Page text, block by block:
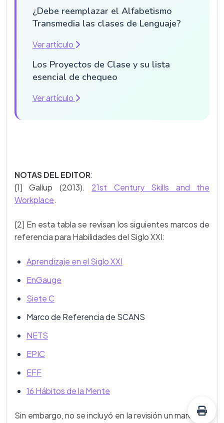
¿Debe reemplazar el Alfabetismo
Transmedia las clases de Lenguaje?
Ver artículo
Los Proyectos de Clase y su lista
esencial de chequeo
Ver artículo
NOTAS DEL EDITOR:
[1] Gallup (2013). 21st Century Skills and the
Workplace.
[2] En esta tabla se revisan los siguientes marcos de
referencia para Habilidades del Siglo XXI:
Aprendizaje en el Siglo XXI
EnGauge
Siete C
Marco de Referencia de SCANS
NETS
EPIC
EFF
16 Hábitos de la Mente
Sin embargo, no se incluyó en la revisión un marco de